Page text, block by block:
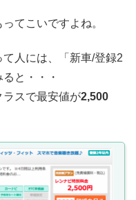
てこいですよね。
人には、「新車/登録2
と・・・
ラスで最安値が2,500